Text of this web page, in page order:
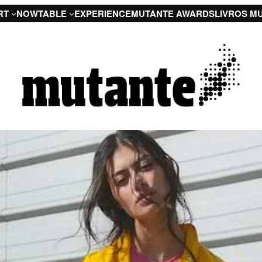
NOWTABLE EXPERIENCEMUTANTE AWARDSLIVROS